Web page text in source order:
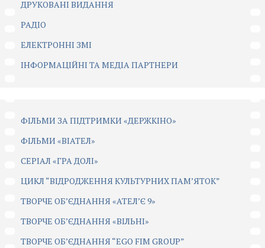
ДРУКОВАНІ ВИДАННЯ
РАДІО
ЕЛЕКТРОННІ ЗМІ
ІНФОРМАЦІЙНІ ТА МЕДІА ПАРТНЕРИ
ФІЛЬМИ ЗА ПІДТРИМКИ «ДЕРЖКІНО»
ФІЛЬМИ «ВІАТЕЛ»
СЕРІАЛ «ГРА ДОЛІ»
ЦИКЛ “ВІДРОДЖЕННЯ КУЛЬТУРНИХ ПАМ’ЯТОК”
ТВОРЧЕ ОБ’ЄДНАННЯ «АТЕЛ’Є 9»
ТВОРЧЕ ОБ’ЄДНАННЯ «ВІЛЬНІ»
ТВОРЧЕ ОБ’ЄДНАННЯ “EGO FIM GROUP”